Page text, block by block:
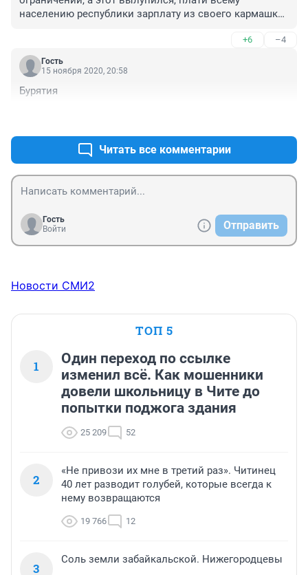
поменяется.. Когда закрыли клубы итд.. Что было,
Рост.
населению республики зарплату из своего кармашка
+6 –4
Гость
15 ноября 2020, 20:58
Бурятия
Читать все комментарии
Гость
Войти
Отправить
Новости СМИ2
ТОП 5
1
Один переход по ссылке
изменил всё. Как мошенники
довели школьницу в Чите до
попытки поджога здания
25 209 52
2
«Не привози их мне в третий раз». Читинец
40 лет разводит голубей, которые всегда к
нему возвращаются
19 766 12
3
Соль земли забайкальской. Нижегородцевы